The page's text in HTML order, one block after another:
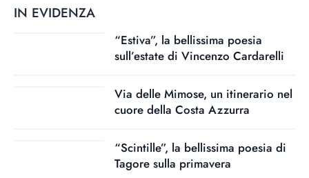
IN EVIDENZA
“Estiva”, la bellissima poesia
sull’estate di Vincenzo Cardarelli
Via delle Mimose, un itinerario nel
cuore della Costa Azzurra
“Scintille”, la bellissima poesia di
Tagore sulla primavera